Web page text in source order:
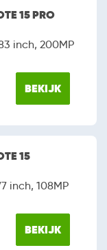
15 PRO
inch, 200MP
BEKIJK
15
inch, 108MP
BEKIJK